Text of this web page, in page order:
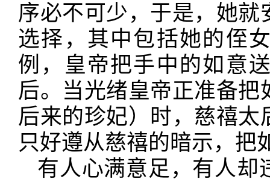
序必不可少，于是，她
选择，其中包括她的侄
例，皇帝把手中的如意
后。当光绪皇帝正准备
后来的珍妃）时，慈禧
只好遵从慈禧的暗示，把
有人心满意足，有人却